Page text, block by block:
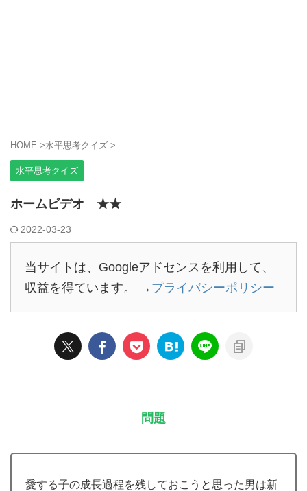
HOME >水平思考クイズ >
水平思考クイズ
ホームビデオ ★★
2022-03-23
当サイトは、Googleアドセンスを利用して、
収益を得ています。 → プライバシーポリシー
問題
愛する子の成長過程を残しておこうと思った男は新